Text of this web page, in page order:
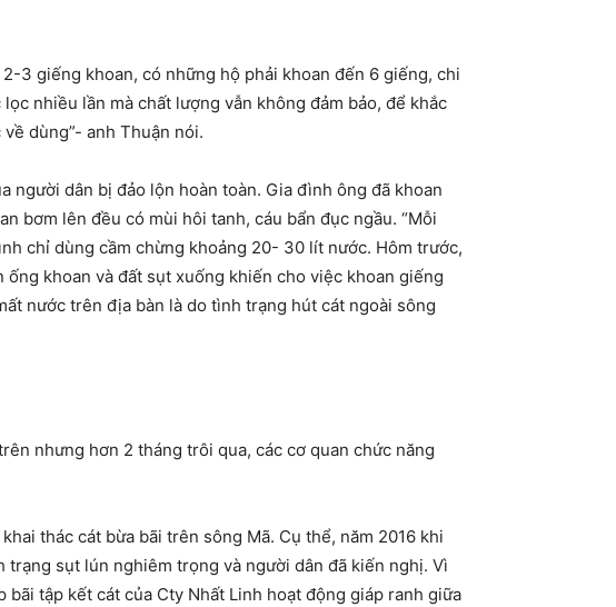
3 giếng khoan, có những hộ phải khoan đến 6 giếng, chi
nhiều lần mà chất lượng vẫn không đảm bảo, để khắc
dùng”- anh Thuận nói.
người dân bị đảo lộn hoàn toàn. Gia đình ông đã khoan
bơm lên đều có mùi hôi tanh, cáu bẩn đục ngầu. “Mỗi
chỉ dùng cầm chừng khoảng 20- 30 lít nước. Hôm trước,
khoan và đất sụt xuống khiến cho việc khoan giếng
nước trên địa bàn là do tình trạng hút cát ngoài sông
nhưng hơn 2 tháng trôi qua, các cơ quan chức năng
thác cát bừa bãi trên sông Mã. Cụ thể, năm 2016 khi
sụt lún nghiêm trọng và người dân đã kiến nghị. Vì
tập kết cát của Cty Nhất Linh hoạt động giáp ranh giữa